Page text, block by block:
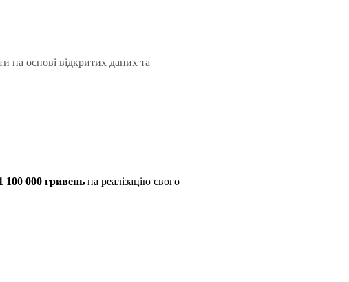
на основі відкритих даних та
100 000 гривень на реалізацію свого